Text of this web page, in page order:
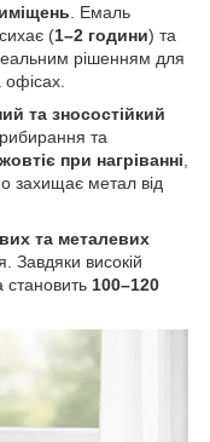
. Емаль
(1–2 години) та
рішенням для
та зносостійкий
та
при нагріванні
захищає метал від
та металевих
Завдяки високій
становить 100–120